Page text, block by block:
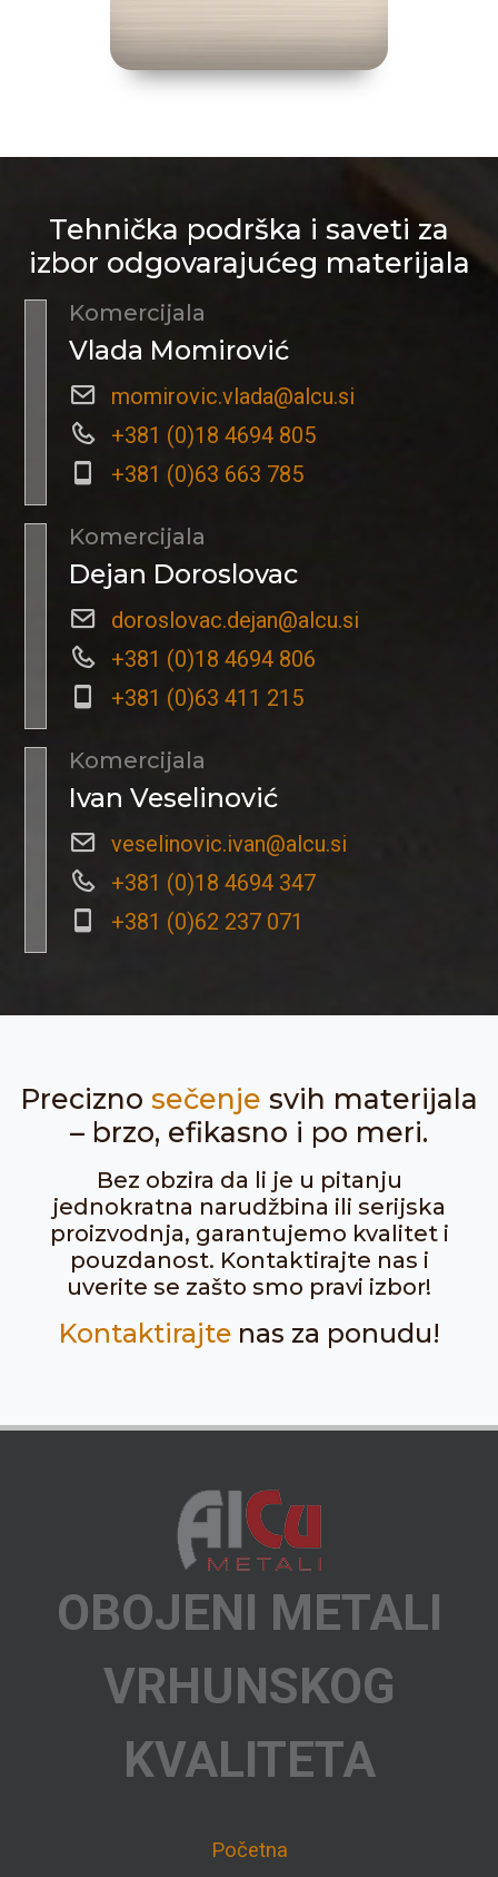
Tehnička podrška i saveti za
izbor odgovarajućeg materijala
Komercijala
Vlada Momirović
momirovic.vlada@alcu.si
+381 (0)18 4694 805
+381 (0)63 663 785
Komercijala
Dejan Doroslovac
doroslovac.dejan@alcu.si
+381 (0)18 4694 806
+381 (0)63 411 215
Komercijala
Ivan Veselinović
veselinovic.ivan@alcu.si
+381 (0)18 4694 347
+381 (0)62 237 071
Precizno sečenje svih materijala
– brzo, efikasno i po meri.
Bez obzira da li je u pitanju
jednokratna narudžbina ili serijska
proizvodnja, garantujemo kvalitet i
pouzdanost. Kontaktirajte nas i
uverite se zašto smo pravi izbor!
Kontaktirajtenas za ponudu!
OBOJENI METALI
VRHUNSKOG
KVALITETA
Početna